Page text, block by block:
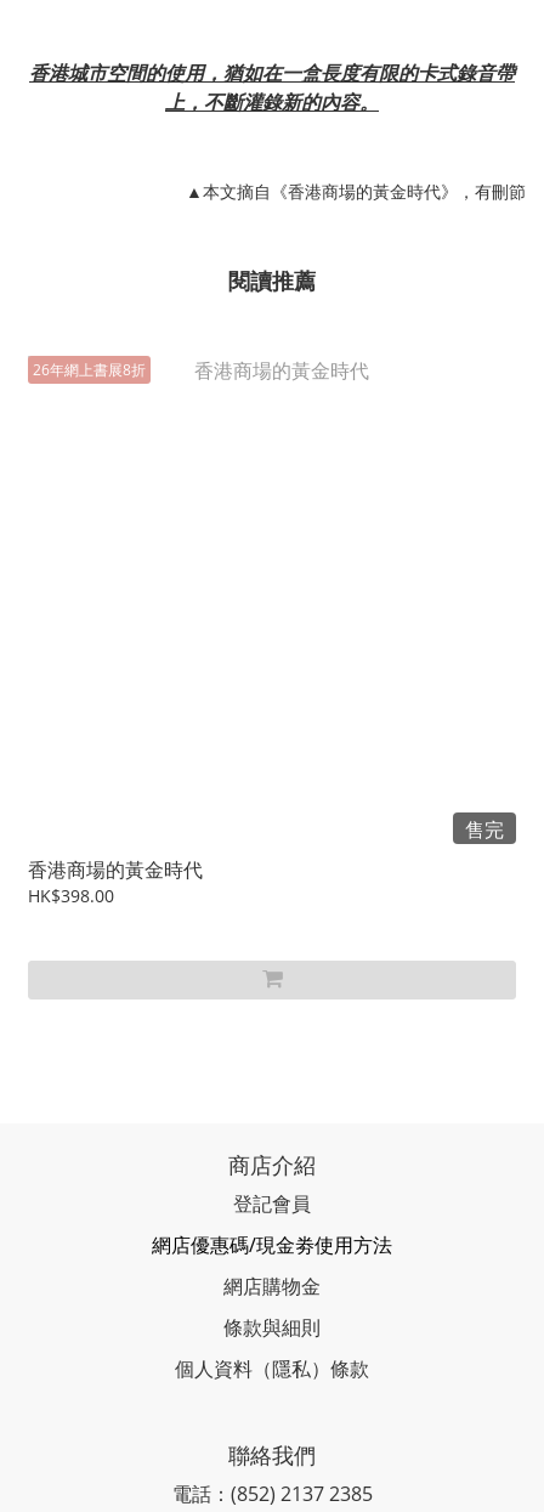
香港城市空間的使用，猶如在一盒長度有限的卡式錄音帶
上，不斷灌錄新的內容。
▲本文摘自《香港商場的黃金時代》，有刪節
閱讀推薦
26年網上書展8折
售完
香港商場的黃金時代
HK$398.00
商店介紹
登記會員
網店優惠碼/現金劵使用方法
網店購物金
條款與細則
個人資料（隱私）條款
聯絡我們
電話：(852) 2137 2385